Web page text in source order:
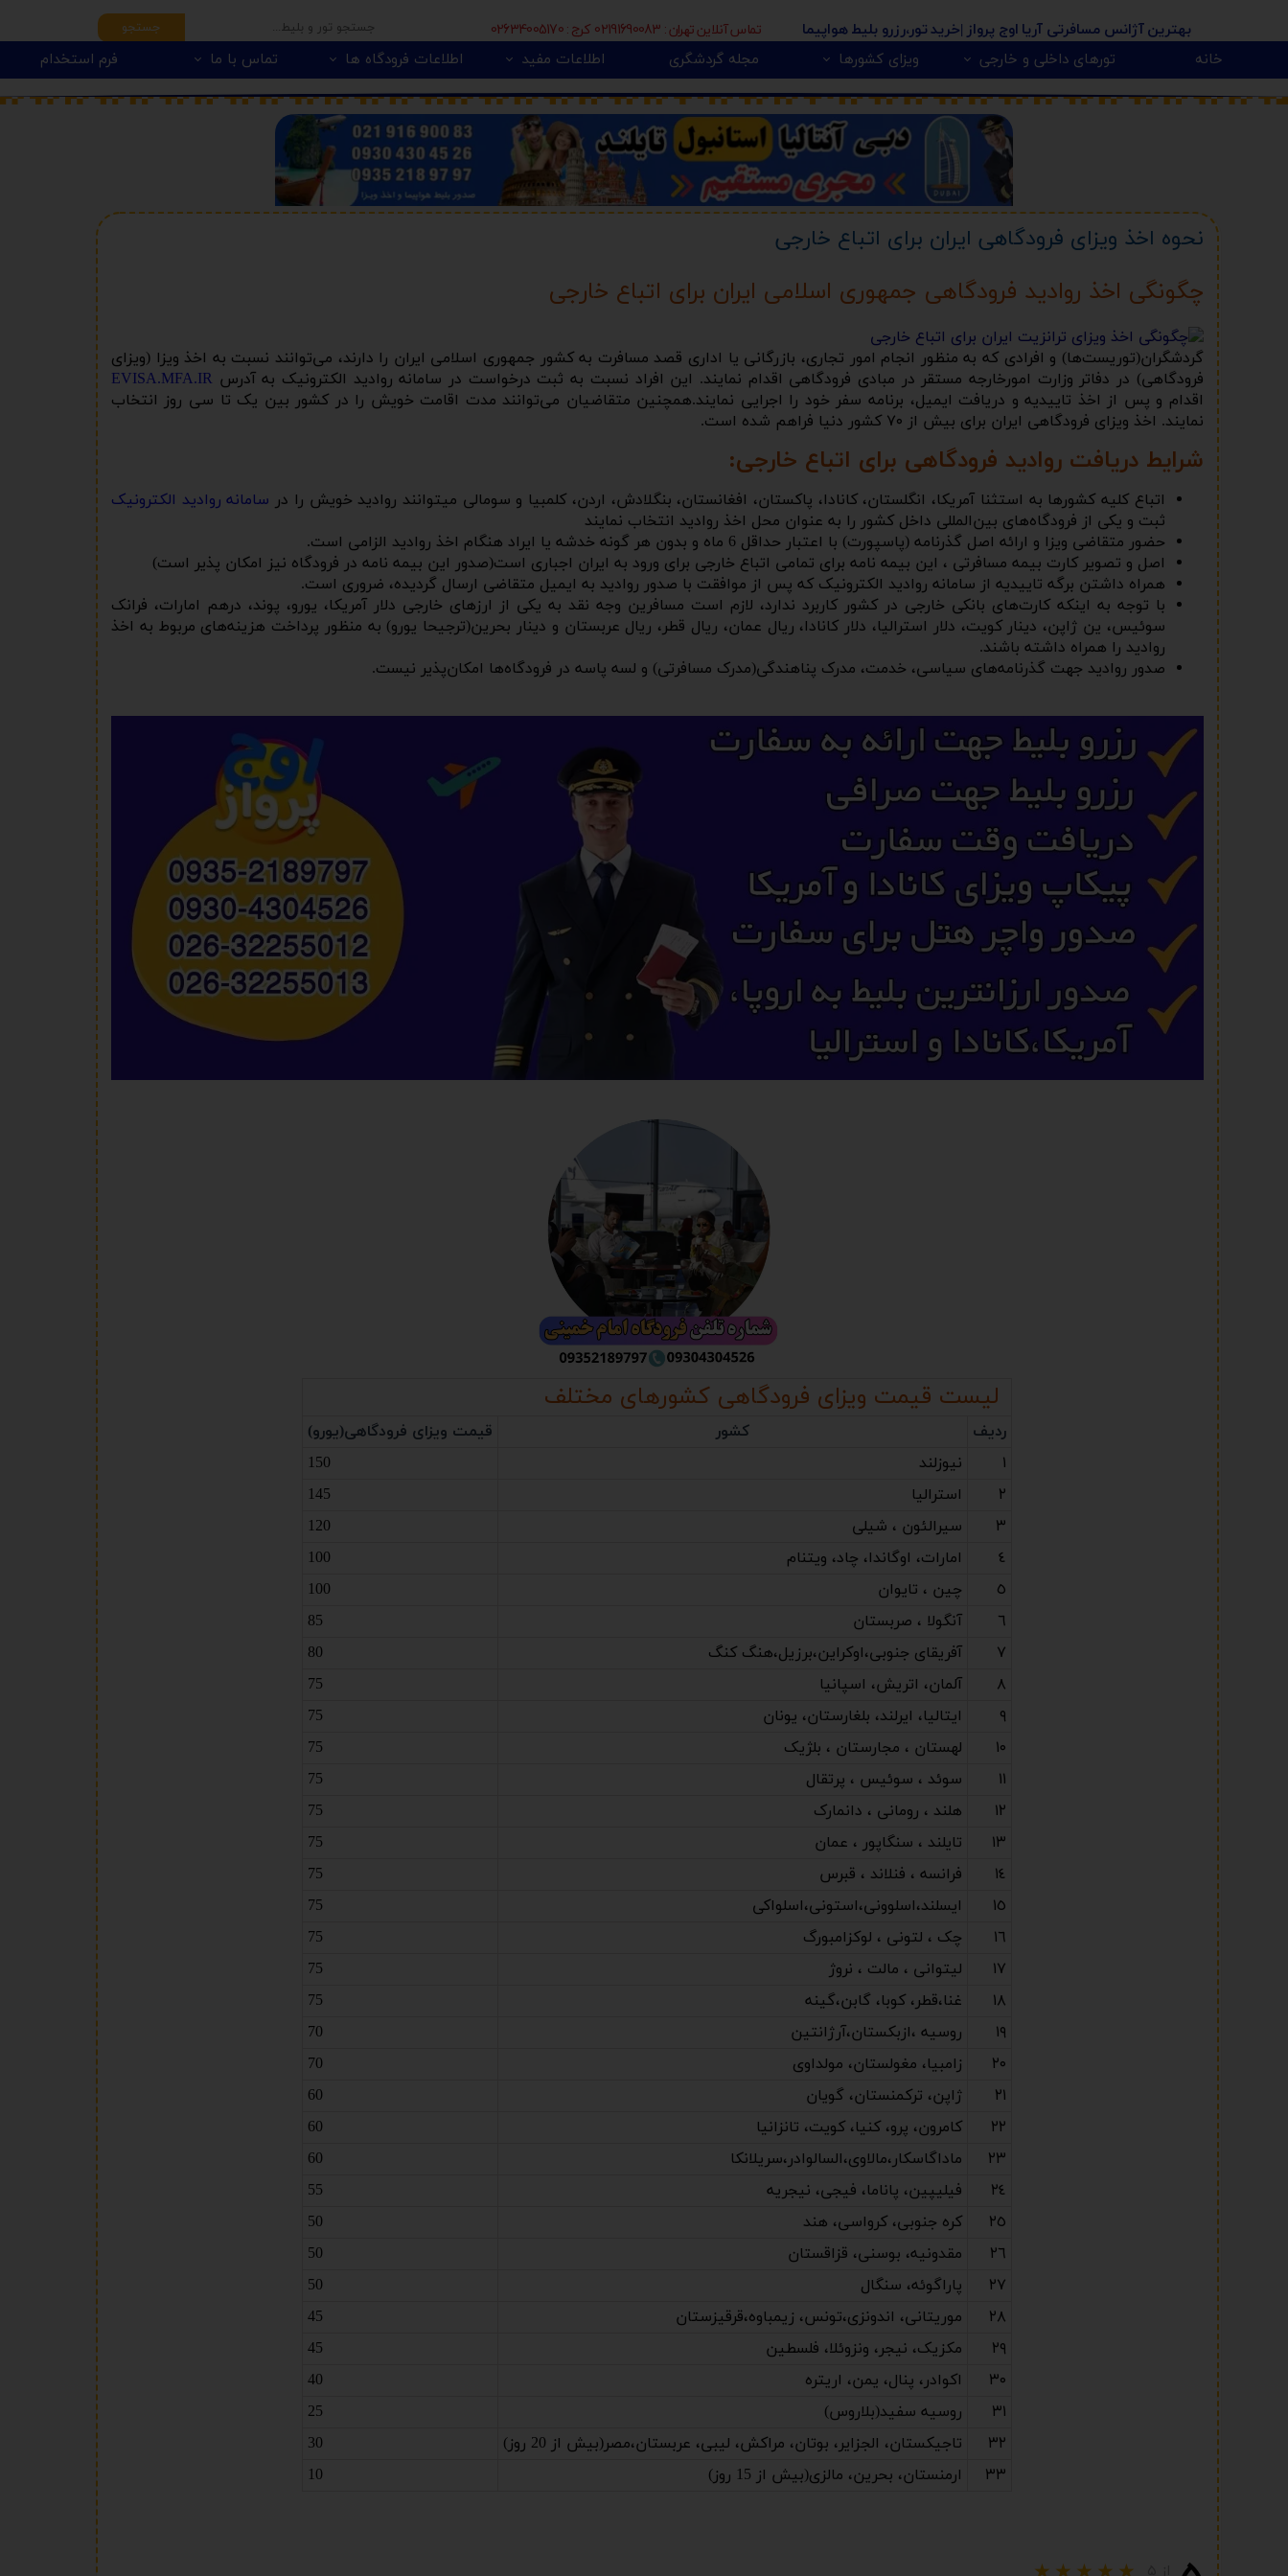
خانه تورهای داخلی و خارجی ویزای کشورها مجله گردشگری اطلاعات مفید اطلاعات فرودگاه ها تماس با ما فرم استخدام
جستجو بهترین آژانس مسافرتی آریا اوج پرواز |خرید تور،رزرو بلیط هواپیما تماس آنلاین تهران : 02191690083 کرج : 02634005170
نحوه اخذ ویزای فرودگاهی ایران برای اتباع خارجی
چگونگی اخذ روادید فرودگاهی جمهوری اسلامی ایران برای اتباع خارجی
گردشگران(توریست‎‌ها) و افرادی که به منظور انجام امور تجاری، بازرگانی یا اداری قصد مسافرت به کشور جمهوری اسلامی ایران را دارند، می‎‌توانند نسبت به اخذ ویزا (ویزای
فرودگاهی) در دفاتر وزارت امورخارجه مستقر در مبادی فرودگاهی اقدام نمایند. این افراد نسبت به ثبت درخواست در سامانه روادید الکترونیک به آدرس EVISA.MFA.IR
اقدام و پس از اخذ تاییدیه و دریافت ایمیل، برنامه سفر خود را اجرایی نمایند.همچنین متقاضیان می‌توانند مدت اقامت خویش را در کشور بین یک تا سی روز انتخاب
نمایند. اخذ ویزای فرودگاهی ایران برای بیش از ٧٠ کشور دنیا فراهم شده است.
شرایط دریافت روادید فرودگاهی برای اتباع خارجی:
اتباع کلیه کشورها به استثنا آمریکا، انگلستان، کانادا، پاکستان، افغانستان، بنگلادش، اردن، کلمبیا و سومالی میتوانند روادید خویش را در سامانه روادید الکترونیک
ثبت و یکی از فرودگاه‌های بین‌المللی داخل کشور را به عنوان محل اخذ روادید انتخاب نمایند
حضور متقاضی ویزا و ارائه اصل گذرنامه (پاسپورت) با اعتبار حداقل 6 ماه و بدون هر گونه خدشه یا ایراد هنگام اخذ روادید الزامی است.
اصل و تصویر کارت بیمه مسافرتی ، این بیمه نامه برای تمامی اتباع خارجی برای ورود به ایران اجباری است(صدور این بیمه نامه در فرودگاه نیز امکان پذیر است)
همراه داشتن برگه تاییدیه از سامانه روادید الکترونیک که پس از موافقت با صدور روادید به ایمیل متقاضی ارسال گردیده، ضروری است.
با توجه به اینکه کارت‌های بانکی خارجی در کشور کاربرد ندارد، لازم است مسافرین وجه نقد به یکی از ارزهای خارجی دلار آمریکا، یورو، پوند، درهم امارات، فرانک
سوئیس، ین ژاپن، دینار کویت، دلار استرالیا، دلار کانادا، ریال عمان، ریال قطر، ریال عربستان و دینار بحرین(ترجیحا یورو) به منظور پرداخت هزینه‌های مربوط به اخذ
روادید را همراه داشته باشند.
صدور روادید جهت گذرنامه‌های سیاسی، خدمت، مدرک پناهندگی(مدرک مسافرتی) و لسه پاسه در فرودگاه‌ها امکان‌پذیر نیست.
لیست قیمت ویزای فرودگاهی کشورهای مختلف
ردیف کشور
قیمت ویزای فرودگاهی(یورو)
١
نیوزلند
150
٢
استرالیا
145
٣
سیرالئون ، شیلی
120
٤
امارات، اوگاندا، چاد، ویتنام
100
٥
چین ، تایوان
100
٦
آنگولا ، صربستان
85
٧
آفریقای جنوبی،اوکراین،برزیل،هنگ کنگ
80
٨
آلمان، اتریش، اسپانیا
75
٩
ایتالیا، ایرلند، بلغارستان، یونان
75
١٠
لهستان ، مجارستان ، بلژیک
75
١١
سوئد ، سوئیس ، پرتقال
75
١٢
هلند ، رومانی ، دانمارک
75
١٣
تایلند ، سنگاپور ، عمان
75
١٤
فرانسه ، فنلاند ، قبرس
75
١٥
ایسلند،اسلوونی،استونی،اسلواکی
75
١٦
چک ، لتونی ، لوکزامبورگ
75
١٧
لیتوانی ، مالت ، نروژ
75
١٨
غنا،قطر، کوبا، گابن،گینه
75
١٩
روسیه ،ازبکستان،آرژانتین
70
٢٠
زامبیا، مغولستان، مولداوی
70
٢١
ژاپن، ترکمنستان، گویان
60
٢٢
کامرون، پرو، کنیا، کویت، تانزانیا
60
٢٣
ماداگاسکار،مالاوی،السالوادر،سریلانکا
60
٢٤
فیلیپین، پاناما، فیجی، نیجریه
55
٢٥
کره جنوبی، کرواسی، هند
50
٢٦
مقدونیه، بوسنی، قزاقستان
50
٢٧
پاراگوئه، سنگال
50
٢٨
موریتانی، اندونزی،تونس، زیمباوه،قرقیزستان
45
٢٩
مکزیک، نیجر، ونزوئلا، فلسطین
45
٣٠
اکوادر، پنال، یمن، اریتره
40
٣١
روسیه سفید(بلاروس)
25
٣٢
تاجیکستان، الجزایر، بوتان، مراکش، لیبی، عربستان،مصر(بیش از 20 روز)
30
٣٣
ارمنستان، بحرین، مالزی(بیش از 15 روز) 10